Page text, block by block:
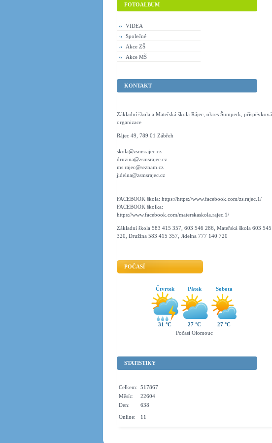
FOTOALBUM
VIDEA
Společné
Akce ZŠ
Akce MŠ
KONTAKT
Základní škola a Mateřská škola Rájec, okres Šumperk, příspěvková
organizace
Rájec 49, 789 01 Zábřeh
skola@zsmsrajec.cz
druzina@zsmsrajec.cz
ms.rajec@seznam.cz
jidelna@zsmsrajec.cz
FACEBOOK škola: https://https://www.facebook.com/zs.rajec.1/
FACEBOOK školka:
https://www.facebook.com/materskaskola.rajec.1/
Základní škola 583 415 357, 603 546 286, Mateřská škola 603 545
320, Družina 583 415 357, Jídelna 777 140 720
POČASÍ
Čtvrtek
31 °C
Pátek
27 °C
Sobota
27 °C
Počasí Olomouc
STATISTIKY
Online: 11
Celkem: 517867
Měsíc:
22604
Den:
638